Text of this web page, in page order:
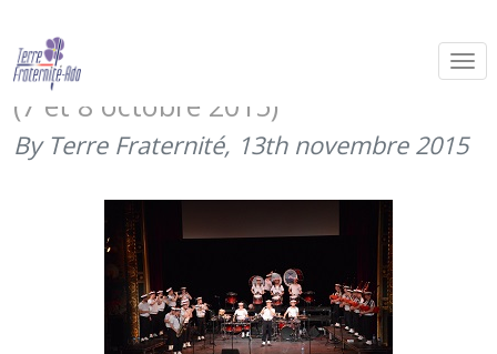
Avec « Les Armées dans la Cité »,
Besançon soutient Terre Fraternité
(7 et 8 octobre 2015)
By Terre Fraternité, 13th novembre 2015